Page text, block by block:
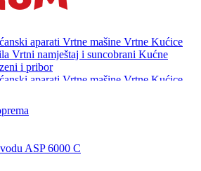
aparati Vrtne mašine Vrtne Kućice
Vrtni namještaj i suncobrani Kućne
i pribor
aparati Vrtne mašine Vrtne Kućice
i pribor
ASP 6000 C